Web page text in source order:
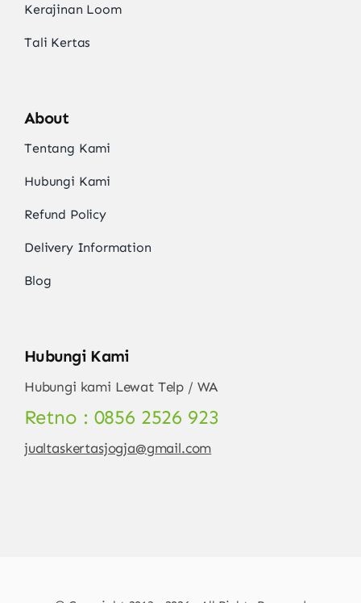
Kerajinan Loom
Tali Kertas
About
Tentang Kami
Hubungi Kami
Refund Policy
Delivery Information
Blog
Hubungi Kami
Hubungi kami Lewat Telp / WA
Retno : 0856 2526 923
jualtaskertasjogja@gmail.com